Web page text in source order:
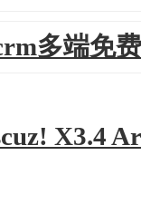
多端免
X3.4